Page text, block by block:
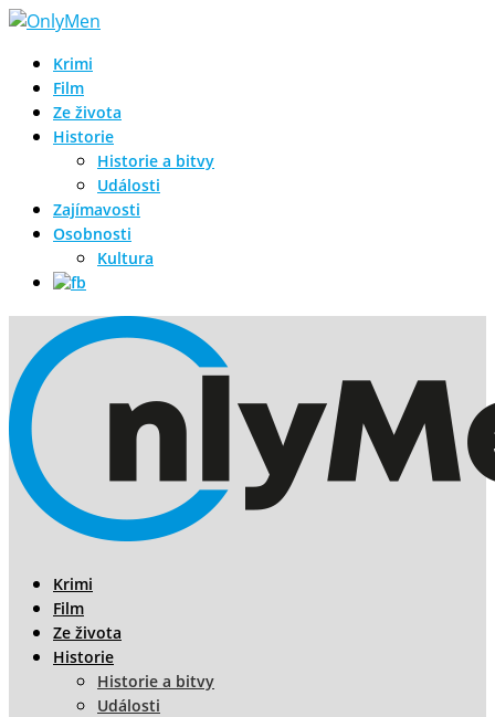
Krimi
Film
Ze života
Historie
Historie a bitvy
Události
Zajímavosti
Osobnosti
Kultura
Krimi
Film
Ze života
Historie
Historie a bitvy
Události